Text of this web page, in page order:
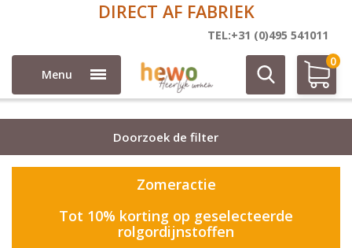
DIRECT AF FABRIEK
TEL:+31 (0)495 541011
Menu
0
Rolgordijn stoffen
Doorzoek de filter
Zomeractie
Tot 10% korting op geselecteerde
rolgordijnstoffen